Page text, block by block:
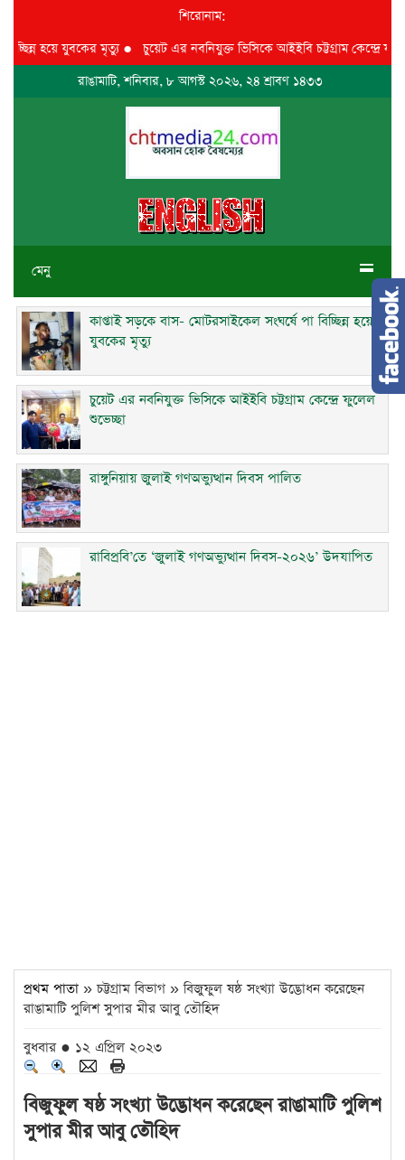
শিরোনাম:
হয়ে যুবকের মৃত্যু●চুয়েট এর নবনিযুক্ত ভিসিকে আইইবি চট্টগ্রাম কেন্দ্রে ফুলেল
রাঙামাটি, শনিবার, ৮ আগস্ট ২০২৬, ২৪ শ্রাবণ ১৪৩৩
মেনু
কাপ্তাই সড়কে বাস- মোটরসাইকেল সংঘর্ষে পা বিচ্ছিন্ন হয়ে
যুবকের মৃত্যু
চুয়েট এর নবনিযুক্ত ভিসিকে আইইবি চট্টগ্রাম কেন্দ্রে ফুলেল
শুভেচ্ছা
রাঙ্গুনিয়ায় জুলাই গণঅভ্যুত্থান দিবস পালিত
রাবিপ্রবি’তে ‘জুলাই গণঅভ্যুত্থান দিবস-২০২৬’ উদযাপিত
প্রথম পাতা » চট্টগ্রাম বিভাগ » বিজুফুল ষষ্ঠ সংখ্যা উদ্ভোধন করেছেন
রাঙামাটি পুলিশ সুপার মীর আবু তৌহিদ
বুধবার ● ১২ এপ্রিল ২০২৩
বিজুফুল ষষ্ঠ সংখ্যা উদ্ভোধন করেছেন রাঙামাটি পুলিশ
সুপার মীর আবু তৌহিদ